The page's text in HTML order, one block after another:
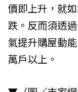
價即上升，就
跌。反而須透
氣提升購屋動
萬戶以上。